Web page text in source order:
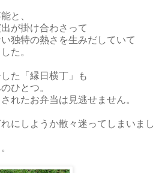
と、
が掛け合わさって
独特の熱さを生みだしていて
た。
た「縁日横丁」も
ひとつ。
れたお弁当は見逃せません。
にしようか散々迷ってしまいまし